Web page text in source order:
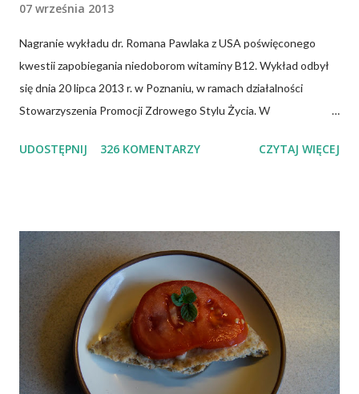
07 września 2013
Nagranie wykładu dr. Romana Pawlaka z USA poświęconego
kwestii zapobiegania niedoborom witaminy B12. Wykład odbył
się dnia 20 lipca 2013 r. w Poznaniu, w ramach działalności
Stowarzyszenia Promocji Zdrowego Stylu Życia. W
posiadamy odnośnie witaminy B12 w świetle aktualnych
weganie (ludzie, którzy nie spożywają mięsa i produktów
pochodzenia zwierzęcego), laktoowowegetarianie (osoby, które
nie spożywają produktów mięsnych, ale włączają do diety
produkty pochodzenia zwierzęcego, takie jak mleko, przetwory
mleczne i jajka), osoby po 50 roku życia, niezależnie od ich diety,
osoby, które poddały się operacji żołądka lub którym wycięto
dolną część jelita cienkiego, a także osoby chorujące na AIDS.
UDOSTĘPNIJ 326 KOMENTARZY CZYTAJ WIĘCEJ